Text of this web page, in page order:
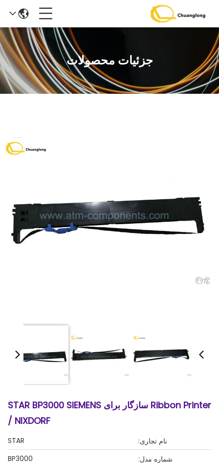
جزئیات محصولات
Ribbon Printer سازگار برای STAR BP3000 SIEMENS
/ NIXDORF
نام تجاری:
STAR
شماره مدل:
BP3000